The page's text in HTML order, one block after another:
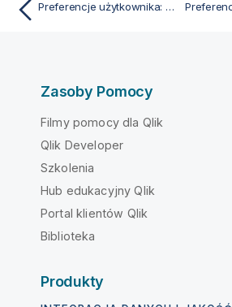
Preferencje użytkownika: Drukowanie
Zasoby Pomocy
Filmy pomocy dla Qlik
Qlik Developer
Szkolenia
Hub edukacyjny Qlik
Portal klientów Qlik
Biblioteka
Produkty